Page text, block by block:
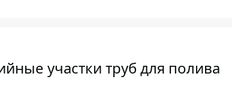
участки труб для полива